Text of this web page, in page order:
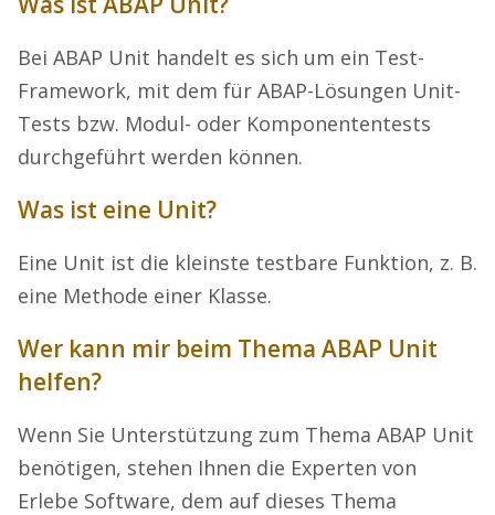
Bei ABAP Unit handelt es sich um ein Test-
Framework, mit dem für ABAP-Lösungen Unit-
Tests bzw. Modul- oder Komponententests
durchgeführt werden können.
Was ist eine Unit?
Eine Unit ist die kleinste testbare Funktion, z. B.
eine Methode einer Klasse.
Wer kann mir beim Thema ABAP Unit
helfen?
Wenn Sie Unterstützung zum Thema ABAP Unit
benötigen, stehen Ihnen die Experten von
Erlebe Software, dem auf dieses Thema